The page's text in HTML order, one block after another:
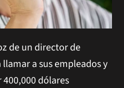
de un director de
a sus empleados y
dólares